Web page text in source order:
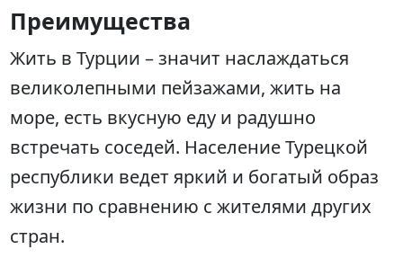
Преимущества
Жить в Турции – значит наслаждаться
великолепными пейзажами, жить на
море, есть вкусную еду и радушно
встречать соседей. Население Турецкой
республики ведет яркий и богатый образ
жизни по сравнению с жителями других
стран.